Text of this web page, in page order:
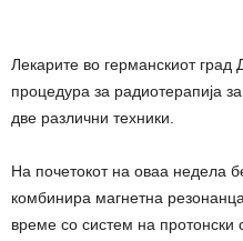
Лекарите во германскиот град
процедура за радиотерапија
две различни техники.
На почетокот на оваа недела
комбинира магнетна
време со систем на протонски